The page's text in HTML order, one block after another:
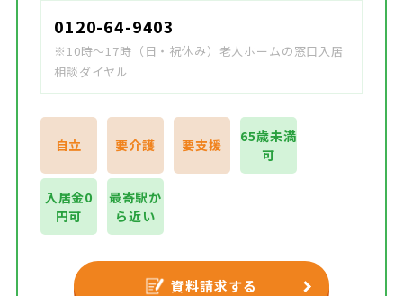
0120-64-9403
※10時～17時（日・祝休み）老人ホームの窓口入居
相談ダイヤル
自立 要介護 要支援
65歳未満
可
入居金0
円可
最寄駅か
ら近い
資料請求する